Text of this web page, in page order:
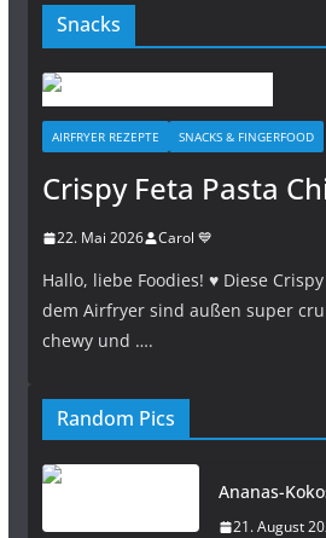
Snacks
AIRFRYER REZEPTE SNACKS & FINGERFOOD
Crispy Feta Pasta
22. Mai 2026 Carol 💙
Hallo, liebe Foodies! ♥︎ Diese
dem Airfryer sind außen super
chewy und ….
Random Pics
Ananas-
21. August